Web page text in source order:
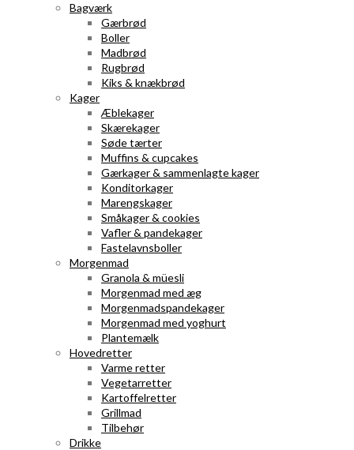
Bagværk
Gærbrød
Boller
Madbrød
Rugbrød
Kiks & knækbrød
Kager
Æblekager
Skærekager
Søde tærter
Muffins & cupcakes
Gærkager & sammenlagte kager
Konditorkager
Marengskager
Småkager & cookies
Vafler & pandekager
Fastelavnsboller
Morgenmad
Granola & müesli
Morgenmad med æg
Morgenmadspandekager
Morgenmad med yoghurt
Plantemælk
Hovedretter
Varme retter
Vegetarretter
Kartoffelretter
Grillmad
Tilbehør
Drikke